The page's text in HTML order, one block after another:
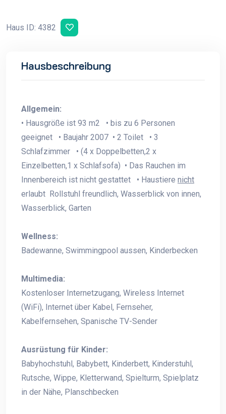
Haus ID: 4382
Hausbeschreibung
Allgemein:
• Hausgröße ist 93 m2 • bis zu 6 Personen
geeignet • Baujahr 2007 • 2 Toilet • 3
Schlafzimmer • (4 x Doppelbetten,2 x
Einzelbetten,1 x Schlafsofa) • Das Rauchen im
Innenbereich ist nicht gestattet • Haustiere nicht
erlaubt Rollstuhl freundlich, Wasserblick von innen,
Wasserblick, Garten
Wellness:
Badewanne, Swimmingpool aussen, Kinderbecken
Multimedia:
Kostenloser Internetzugang, Wireless Internet
(WiFi), Internet über Kabel, Fernseher,
Kabelfernsehen, Spanische TV-Sender
Ausrüstung für Kinder:
Babyhochstuhl, Babybett, Kinderbett, Kinderstuhl,
Rutsche, Wippe, Kletterwand, Spielturm, Spielplatz
in der Nähe, Planschbecken